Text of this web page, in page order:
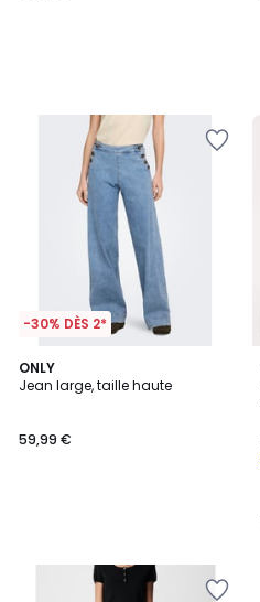
-30% DÈS 2*
ONLY
Jean large, taille haute
59,99 €